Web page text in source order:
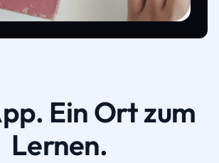
Ein Ort zum
Lernen.